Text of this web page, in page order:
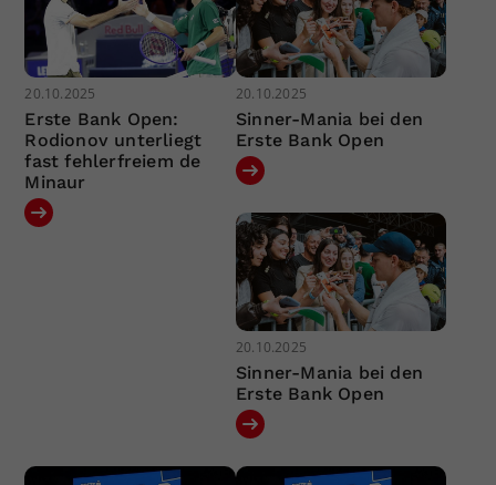
20.10.2025
Erste Bank Open:
Rodionov unterliegt
fast fehlerfreiem de
Minaur
20.10.2025
Sinner-Mania bei den
Erste Bank Open
20.10.2025
Sinner-Mania bei den
Erste Bank Open